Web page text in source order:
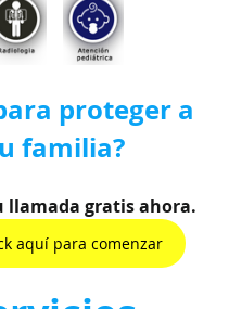
proteger a
familia?
llamada gratis ahora.
aquí para comenzar